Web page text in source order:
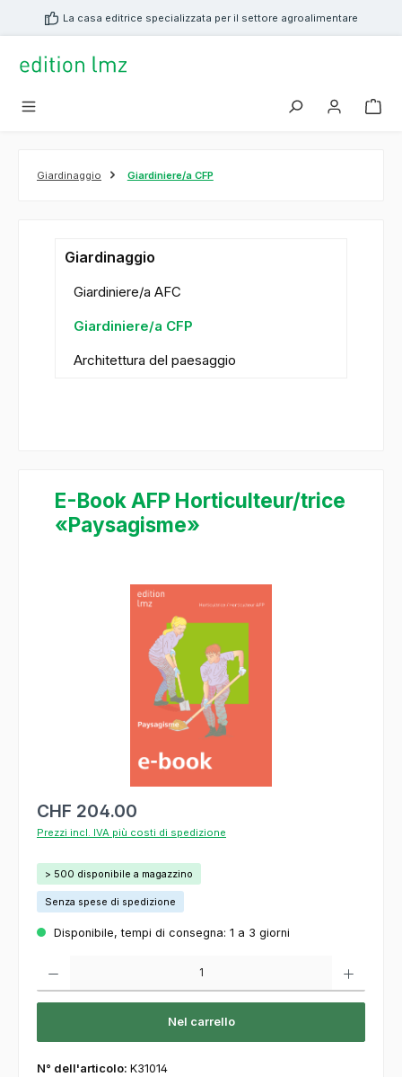
principaleLa casa editrice specializzata per il settore agroalimentare
Giardinaggio Giardiniere/a CFP
Giardinaggio
Giardiniere/a AFC
Giardiniere/a CFP
Architettura del paesaggio
E-Book AFP Horticulteur/trice
«Paysagisme»
Salta la galleria di immagini
CHF 204.00
Prezzi incl. IVA più costi di spedizione
> 500 disponibile a magazzino
Senza spese di spedizione
Disponibile, tempi di consegna: 1 a 3 giorni
Nel carrello
N° dell'articolo: K31014